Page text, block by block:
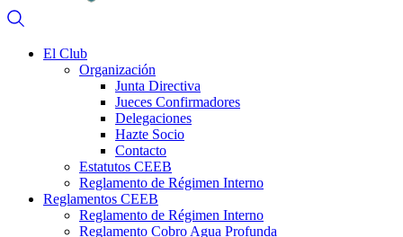
El Club
Organización
Junta Directiva
Jueces Confirmadores
Delegaciones
Hazte Socio
Contacto
Estatutos CEEB
Reglamento de Régimen Interno
Reglamentos CEEB
Reglamento de Régimen Interno
Reglamento Cobro Agua Profunda